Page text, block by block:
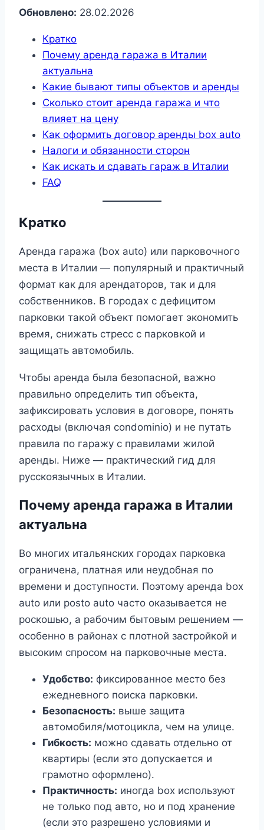
Обновлено: 28.02.2026
Кратко
Почему аренда гаража в Италии
актуальна
Какие бывают типы объектов и аренды
Сколько стоит аренда гаража и что
влияет на цену
Как оформить договор аренды box auto
Налоги и обязанности сторон
Как искать и сдавать гараж в Италии
FAQ
Кратко
Аренда гаража (box auto) или парковочного
места в Италии — популярный и практичный
формат как для арендаторов, так и для
собственников. В городах с дефицитом
парковки такой объект помогает экономить
время, снижать стресс с парковкой и
защищать автомобиль.
Чтобы аренда была безопасной, важно
правильно определить тип объекта,
зафиксировать условия в договоре, понять
расходы (включая condominio) и не путать
правила по гаражу с правилами жилой
аренды. Ниже — практический гид для
русскоязычных в Италии.
Почему аренда гаража в Италии
актуальна
Во многих итальянских городах парковка
ограничена, платная или неудобная по
времени и доступности. Поэтому аренда box
auto или posto auto часто оказывается не
роскошью, а рабочим бытовым решением —
особенно в районах с плотной застройкой и
высоким спросом на парковочные места.
Удобство: фиксированное место без
ежедневного поиска парковки.
Безопасность: выше защита
автомобиля/мотоцикла, чем на улице.
Гибкость: можно сдавать отдельно от
квартиры (если это допускается и
грамотно оформлено).
Практичность: иногда box используют
не только под авто, но и под хранение
(если это разрешено условиями и